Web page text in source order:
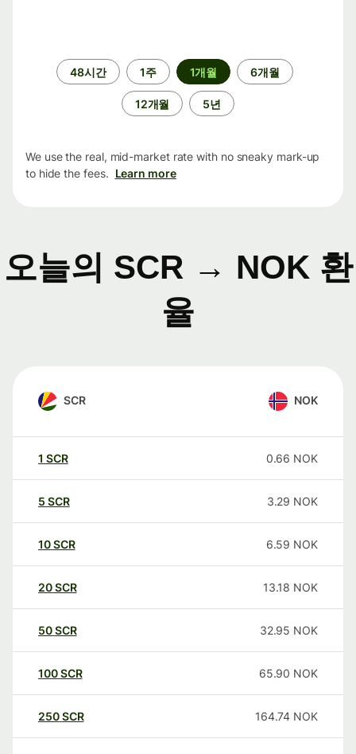
48시간 1주 1개월 6개월
12개월 5년
We use the real, mid-market rate with no sneaky mark-up
to hide the fees. Learn more
오늘의 SCR → NOK 환
율
SCR NOK
1 SCR 0.66 NOK
5 SCR 3.29 NOK
10SCR 6.59 NOK
20SCR 13.18 NOK
50SCR 32.95 NOK
100SCR 65.90 NOK
250SCR 164.74 NOK